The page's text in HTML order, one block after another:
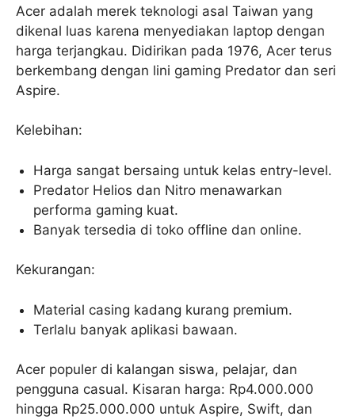
Acer adalah merek teknologi asal Taiwan yang
dikenal luas karena menyediakan laptop dengan
harga terjangkau. Didirikan pada 1976, Acer terus
berkembang dengan lini gaming Predator dan seri
Aspire.
Kelebihan:
Harga sangat bersaing untuk kelas entry-level.
Predator Helios dan Nitro menawarkan
performa gaming kuat.
Banyak tersedia di toko offline dan online.
Kekurangan:
Material casing kadang kurang premium.
Terlalu banyak aplikasi bawaan.
Acer populer di kalangan siswa, pelajar, dan
pengguna casual. Kisaran harga: Rp4.000.000
hingga Rp25.000.000 untuk Aspire, Swift, dan